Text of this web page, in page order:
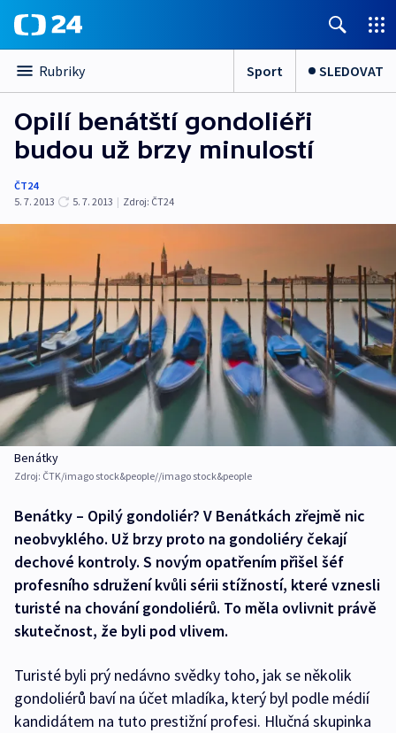
Rubriky Sport SLEDOVAT
Opilí benátští gondoliéři
budou už brzy minulostí
ČT24
5. 7. 2013
5. 7. 2013 | Zdroj: ČT24
Benátky
Zdroj: ČTK/imago stock&people//imago stock&people
Benátky – Opilý gondoliér? V Benátkách zřejmě nic
neobvyklého. Už brzy proto na gondoliéry čekají
dechové kontroly. S novým opatřením přišel šéf
profesního sdružení kvůli sérii stížností, které vznesli
turisté na chování gondoliérů. To měla ovlivnit právě
skutečnost, že byli pod vlivem.
Turisté byli prý nedávno svědky toho, jak se několik
gondoliérů baví na účet mladíka, který byl podle médií
kandidátem na tuto prestižní profesi. Hlučná skupinka